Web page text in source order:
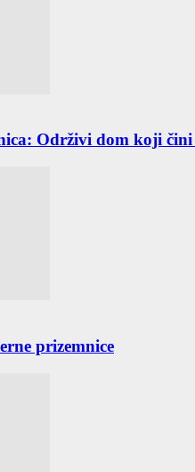
Održivi dom koji
prizemnice